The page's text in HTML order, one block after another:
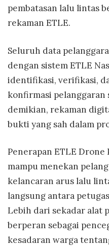
pembatasan lalu lintas
rekaman ETLE.
Seluruh data
dengan sistem ETLE
identifikasi, verifikasi,
konfirmasi pelanggaran
demikian, rekaman
bukti yang sah dalam
Penerapan ETLE
mampu menekan
kelancaran arus lalu
langsung antara
Lebih dari sekadar alat
berperan sebagai
kesadaran warga